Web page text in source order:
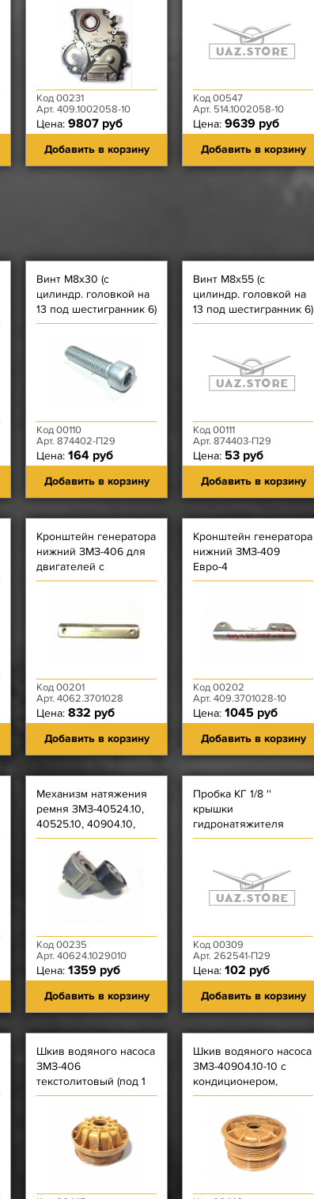
модификации
Код 00231
Арт. 409.1002058-10
Цена: 9807 руб
Добавить в корзину
Код 00547
Арт. 514.1002058-10
Цена: 9639 руб
Добавить в корзину
Винт М8х30 (с
цилиндр. головкой на
13 под шестигранник 6)
крышки цепи
ЗМЗ-514
Код 00110
Арт. 874402-П29
Цена: 164 руб
Добавить в корзину
Винт М8х55 (с
цилиндр. головкой на
13 под шестигранник 6)
крышки цепи средний,
Код 00111
Арт. 874403-П29
Цена: 53 руб
Добавить в корзину
Кронштейн генератора
нижний ЗМЗ-406 для
двигателей с
генератором Bosch
Код 00201
Арт. 4062.3701028
Цена: 832 руб
Добавить в корзину
Кронштейн генератора
нижний ЗМЗ-409
Евро-4
Код 00202
Арт. 409.3701028-10
Цена: 1045 руб
Добавить в корзину
Механизм натяжения
ремня ЗМЗ-40524.10,
40525.10, 40904.10,
40904.10-10, ЗМЗ-4216
ЕВРО-3
Код 00235
Арт. 40624.1029010
Цена: 1359 руб
Добавить в корзину
Пробка КГ 1/8 ''
крышки
гидронатяжителя
Код 00309
Арт. 262541-П29
Цена: 102 руб
Добавить в корзину
Шкив водяного насоса
ЗМЗ-406
текстолитовый (под 1
ремень)
Шкив водяного насоса
ЗМЗ-40904.10-10 с
кондиционером,
ЗМЗ-514
текстолитовый (под 2
ремня)